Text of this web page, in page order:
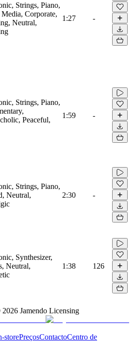
Strings, Piano,
Media, Corporate,
Neutral,
1:27 -
Strings, Piano,
Peaceful,
1:59 -
Strings, Piano,
Neutral,
2:30 -
Synthesizer,
Neutral,
1:38 126
2026 Jamendo Licensing
storePreçosContactoCentro de